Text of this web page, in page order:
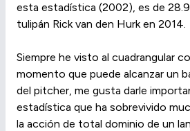
esta estadística (2002), es de
tulipán Rick van den Hurk en 2014.
Siempre he visto al cuadrangular
momento que puede alcanzar un
del pitcher, me gusta darle
estadística que ha sobrevivido
la acción de total dominio de un